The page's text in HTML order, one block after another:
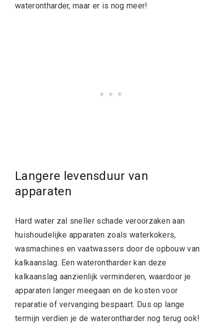
waterontharder, maar er is nog meer!
Langere levensduur van
apparaten
Hard water zal sneller schade veroorzaken aan
huishoudelijke apparaten zoals waterkokers,
wasmachines en vaatwassers door de opbouw van
kalkaanslag. Een waterontharder kan deze
kalkaanslag aanzienlijk verminderen, waardoor je
apparaten langer meegaan en de kosten voor
reparatie of vervanging bespaart. Dus op lange
termijn verdien je dewaterontharder nog terug ook!